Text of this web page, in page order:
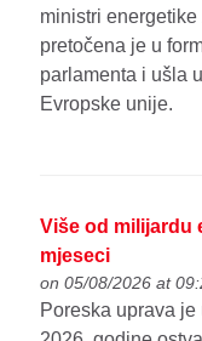
ministri
pretočena je u
parlamenta i ušla
Evropske unije.
Više od milijardu
mjeseci
on 05/08/2026 at
Poreska uprava